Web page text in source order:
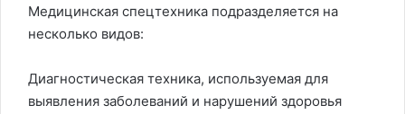
Медицинская спецтехника подразделяется на
несколько видов:
Диагностическая техника, используемая для
выявления заболеваний и нарушений здоровья